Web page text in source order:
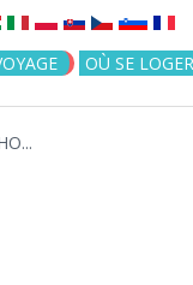
OÙ SE LOGER